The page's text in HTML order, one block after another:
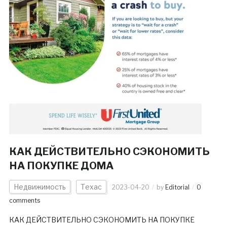
КАК ДЕЙСТВИТЕЛЬНО СЭКОНОМИТЬ
НА ПОКУПКЕ ДОМА
Недвижимость Техас 2023-04-20 by Editorial
0
comments
КАК ДЕЙСТВИТЕЛЬНО СЭКОНОМИТЬ НА ПОКУПКЕ